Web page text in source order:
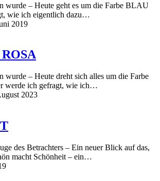
wurde – Heute geht es um die Farbe BLAU
wie ich eigentlich dazu…
2019
wurde – Heute dreht sich alles um die Farbe
werde ich gefragt, wie ich…
2023
des Betrachters – Ein neuer Blick auf das,
macht Schönheit – ein…